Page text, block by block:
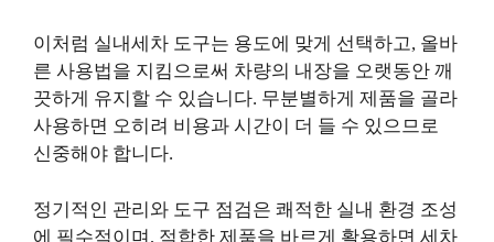
이처럼 실내세차 도구는 용도에 맞게 선택하고, 올바
른 사용법을 지킴으로써 차량의 내장을 오랫동안 깨
끗하게 유지할 수 있습니다. 무분별하게 제품을 골라
사용하면 오히려 비용과 시간이 더 들 수 있으므로
신중해야 합니다.
정기적인 관리와 도구 점검은 쾌적한 실내 환경 조성
에 필수적이며, 적합한 제품을 바르게 활용하면 세차